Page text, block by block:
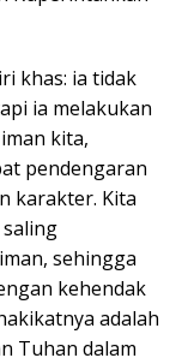
khas: ia tidak
ia melakukan
kita,
pendengaran
karakter. Kita
sehingga
kehendak
adalah
Tuhan dalam